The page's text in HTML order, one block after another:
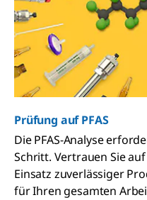
Prüfung auf PFAS
Die PFAS-Analyse
Schritt. Vertrauen Sie
Einsatz zuverlässiger
für Ihren gesamten